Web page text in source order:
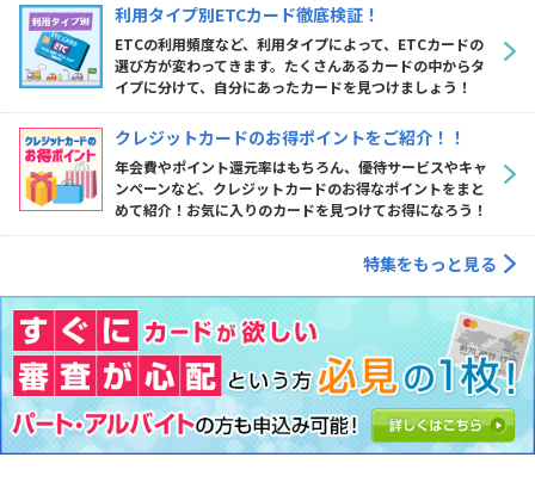
利用タイプ別ETCカード徹底検証！
ETCの利用頻度など、利用タイプによって、ETCカードの
選び方が変わってきます。たくさんあるカードの中からタ
イプに分けて、自分にあったカードを見つけましょう！
クレジットカードのお得ポイントをご紹介！！
年会費やポイント還元率はもちろん、優待サービスやキャ
ンペーンなど、クレジットカードのお得なポイントをまと
めて紹介！お気に入りのカードを見つけてお得になろう！
特集をもっと見る